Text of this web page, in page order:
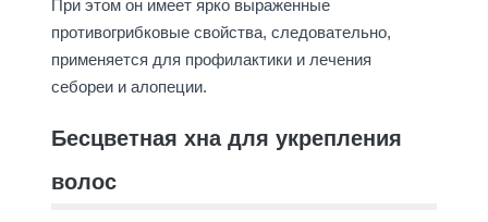
При этом он имеет ярко выраженные
противогрибковые свойства, следовательно,
применяется для профилактики и лечения
себореи и алопеции.
Бесцветная хна для укрепления
волос